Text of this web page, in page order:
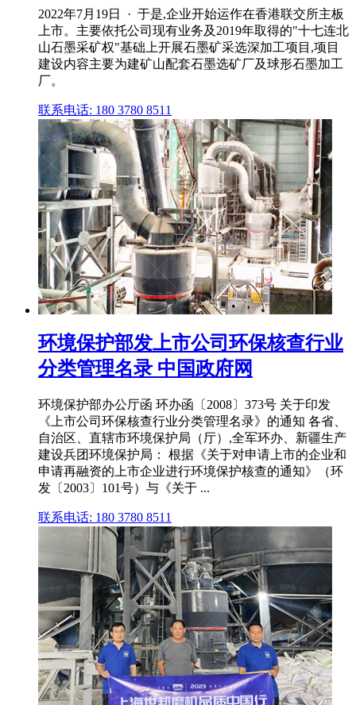
2022年7月19日 · 于是,企业开始运作在香港联交所主板
上市。主要依托公司现有业务及2019年取得的"十七连北
山石墨采矿权"基础上开展石墨矿采选深加工项目,项目
建设内容主要为建矿山配套石墨选矿厂及球形石墨加工
厂。
联系电话: 180 3780 8511
环境保护部发上市公司环保核查行业
分类管理名录 中国政府网
环境保护部办公厅函 环办函〔2008〕373号 关于印发
《上市公司环保核查行业分类管理名录》的通知 各省、
自治区、直辖市环境保护局（厅）,全军环办、新疆生产
建设兵团环境保护局： 根据《关于对申请上市的企业和
申请再融资的上市企业进行环境保护核查的通知》（环
发〔2003〕101号）与《关于 ...
联系电话: 180 3780 8511